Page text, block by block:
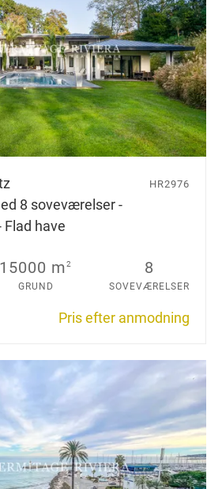
8 soveværelser -
have
HR2976
15000 m2
GRUND
8
SOVEVÆRELSER
Pris efter anmodning